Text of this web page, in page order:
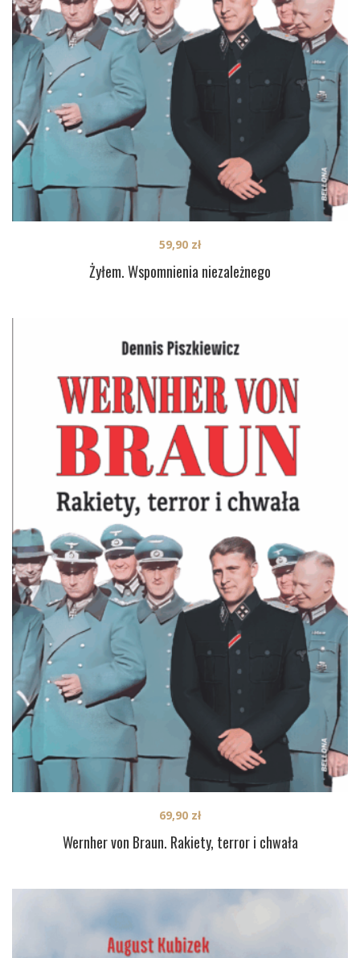
Żyłem. Wspomnienia niezależnego
59,90 zł
Wernher von Braun. Rakiety, terror i chwała
69,90 zł